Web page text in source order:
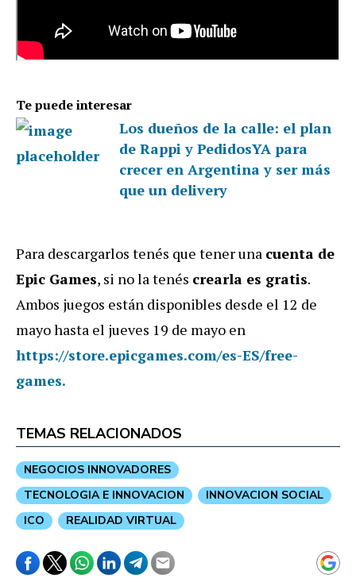
Te puede interesar
Los dueños de la calle: el plan
de Rappi y PedidosYA para
crecer en Argentina y ser más
que un delivery
Para descargarlos tenés que tener una cuenta de
Epic Games, si no la tenés crearla es gratis.
Ambos juegos están disponibles desde el 12 de
mayo hasta el jueves 19 de mayo en
https://store.epicgames.com/es-ES/free-
games.
TEMAS RELACIONADOS
NEGOCIOS INNOVADORES
TECNOLOGIA E INNOVACION
INNOVACION SOCIAL
ICO
REALIDAD VIRTUAL